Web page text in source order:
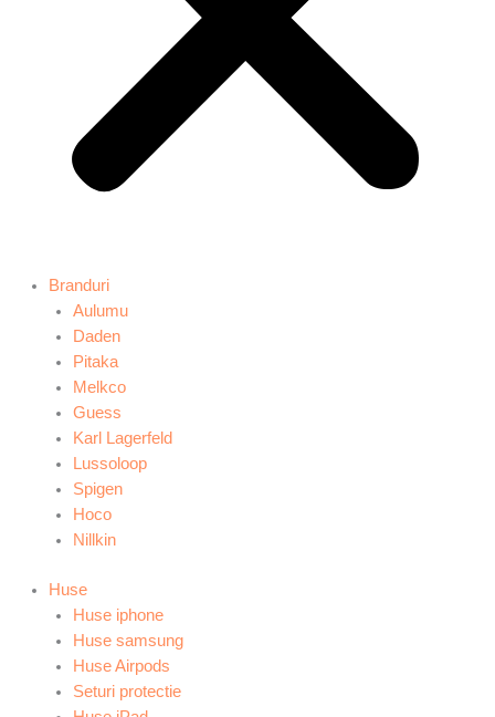
Branduri
Aulumu
Daden
Pitaka
Melkco
Guess
Karl Lagerfeld
Lussoloop
Spigen
Hoco
Nillkin
Huse
Huse iphone
Huse samsung
Huse Airpods
Seturi protectie